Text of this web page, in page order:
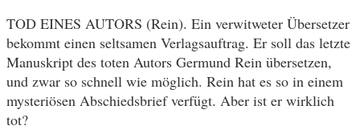
TOD EINES AUTORS (Rein). Ein verwitweter Übersetzer
bekommt einen seltsamen Verlagsauftrag. Er soll das letzte
Manuskript des toten Autors Germund Rein übersetzen,
und zwar so schnell wie möglich. Rein hat es so in einem
mysteriösen Abschiedsbrief verfügt. Aber ist er wirklich
tot?